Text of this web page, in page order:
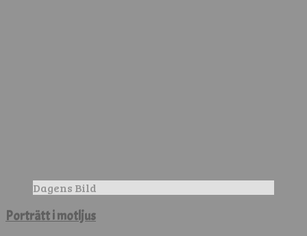
Dagens Bild
Porträtt i motljus